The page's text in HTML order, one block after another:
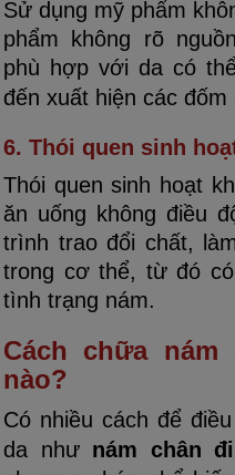
Sử dụng mỹ phẩm
phẩm không rõ
phù hợp với da có
đến xuất hiện các đốm
6. Thói quen sinh
Thói quen sinh hoạt
ăn uống không điều
trình trao đổi chất,
trong cơ thể, từ đó
tình trạng nám.
Cách chữa
nào?
Có nhiều cách để
da nhưnám chân